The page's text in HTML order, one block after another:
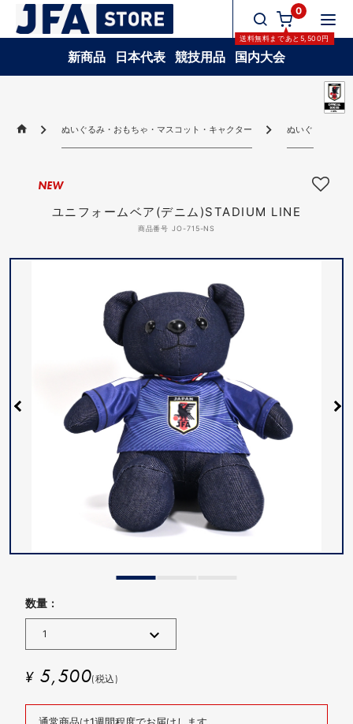
0
送料無料まであと 5,500円
新商品 日本代表 競技用品 国内大会
ぬいぐるみ・おもちゃ・マスコット・キャクター ぬいぐるみ・お
ユニフォームベア(デニム)STADIUM LINE
商品番号 JO-715-NS
NEW
数量 :
¥ 5,500(税込)